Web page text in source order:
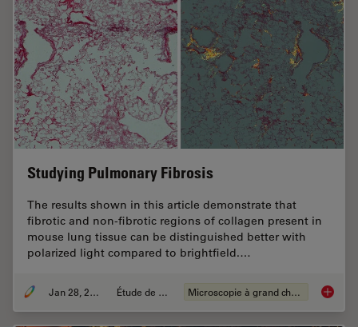
Studying Pulmonary Fibrosis
The results shown in this article demonstrate that
fibrotic and non-fibrotic regions of collagen present in
mouse lung tissue can be distinguished better with
polarized light compared to brightfield.…
Jan 28, 2021 Étude de cas Microscopie à grand champ